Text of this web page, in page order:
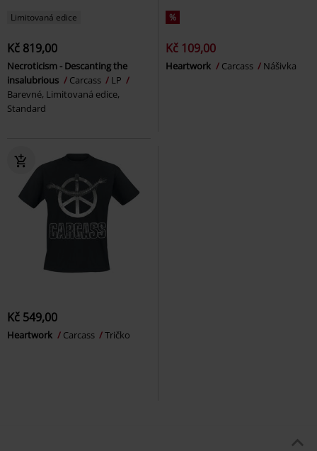
Limitovaná edice
Kč 819,00
Necroticism - Descanting the
insalubrious
Carcass
LP
Barevné, Limitovaná edice,
Standard
%
Kč 109,00
Heartwork Carcass Nášivka
Kč 549,00
Heartwork Carcass Tričko